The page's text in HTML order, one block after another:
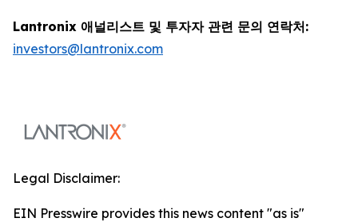
Lantronix 애널리스트 및 투자자 관련 문의 연락처:
investors@lantronix.com
Legal Disclaimer:
EIN Presswire provides this news content "as is"